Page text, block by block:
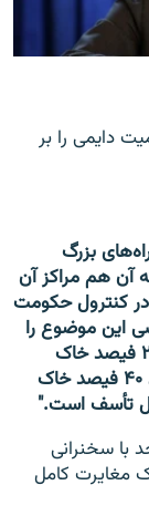
دایمی را بر
بزرگ
استثنای ۹ ولسوالی که آن هم مراکز آن
کنترول حکومت
این موضوع را
گفته نمی‌تواند که ۴۰ فیصد، یا ۱۰ فیصد و یا ۲۰ فیصد خاک
افغانستان به دست کسی باشد. او که می‌گوید ۴۰ فیصد خاک
تأسف است."
با سخنرانی
مغایرت کامل